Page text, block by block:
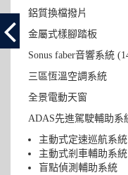
鋁質換檔撥片
金屬式樣腳踏板
Sonus faber音響系統
三區恆溫空調系統
全景電動天窗
ADAS先進駕駛輔助系
主動式定速巡航系統
主動式剎車輔助系統
盲點偵測輔助系統